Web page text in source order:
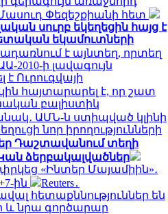
Փեզեշքիանի հետ
սուրբ եկեղեցին հայց է
եկամուտների
է այնտեղ, որտեղ
2010-ի լավագույն
է Ուրուգվայի
հայտարարել է, որ շատ
բալիստիկ
ԱՄՆ-ն ստիպված կլինի
նոր իրողությունների
Դաշտավանում տեղի
ձերբակալվածներ
«Ինտեր Մայամիին»․
ին
Reuters․
հետաքննություններ են
նրա գործարար